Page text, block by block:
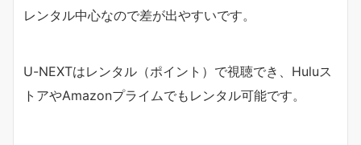
レンタル中心なので差が出やすいです。
U-NEXTはレンタル（ポイント）で視聴でき、Huluス
トアやAmazonプライムでもレンタル可能です。